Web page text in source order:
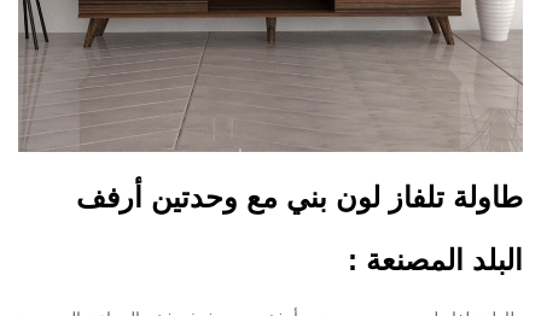
طاولة تلفاز لون بني مع وحدتين أرفف
البلد المصنعة :